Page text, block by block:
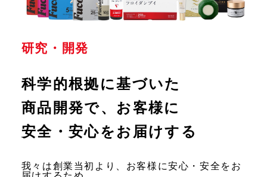
研究・開発
科学的根拠に基づいた
商品開発で、 お客様に
安全・安心をお届けする
我々は創業当初より、お客様に安心・安全をお